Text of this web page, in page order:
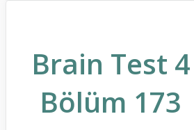
Brain Test 4
Bölüm 173